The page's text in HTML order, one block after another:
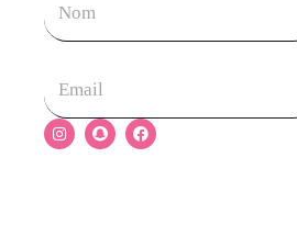
Email
I
n
S
n
F
a